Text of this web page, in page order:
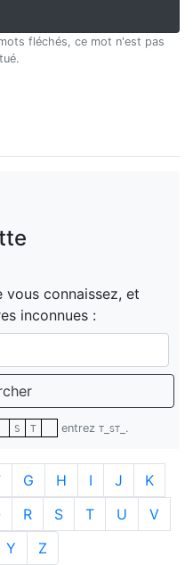
fléchés, ce mot n'est pas
connaissez, et
inconnues :
S T entrez T_ST_ .
G H I J
K
R S T U
V
Y Z